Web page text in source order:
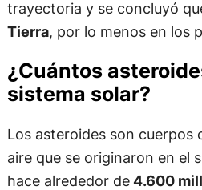
trayectoria y se concluyó
Tierra, por lo menos en los
¿Cuántos
sistema solar?
Los asteroides son cuerpos
aire que se originaron en el
hace alrededor de4.600